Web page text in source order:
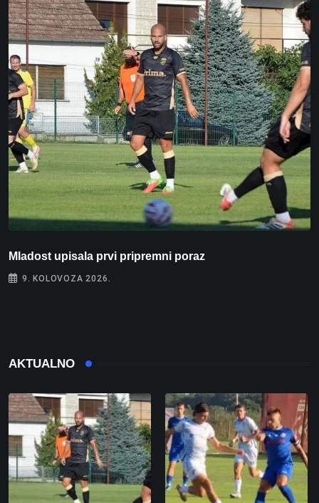
Mladost upisala prvi pripremni poraz
9. KOLOVOZA 2026.
AKTUALNO